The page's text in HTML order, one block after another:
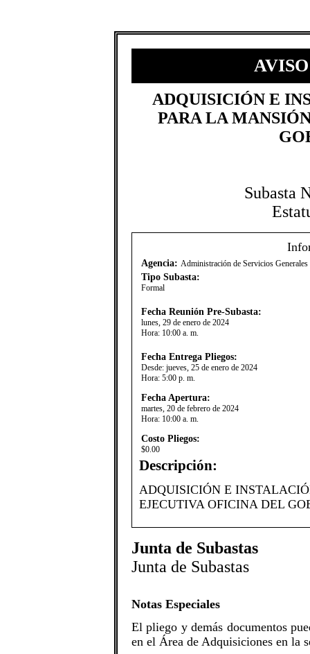
​ADQUISICIÓN E
PARA LA
Subasta
Agencia: Administración de Servicios
Tipo Subasta:
Formal
Fecha Reunión Pre-Subasta:
lunes, 29 de enero de 2024
Hora: 10:00 a. m.
Fecha Entrega Pliegos:
Desde: jueves, 25 de enero de 2024
Hora: 5:00 p. m.
Fecha Apertura:
martes, 20 de febrero de 2024
Hora: 10:00 a. m.
Costo Pliegos:
$0.00
Descripción:
ADQUISICIÓN E
EJECUTIVA OFICINA DEL
Junta de Subastas
Junta de Subastas
Notas Especiales
​El pliego y demás documentos
en el Área de Adquisiciones en la